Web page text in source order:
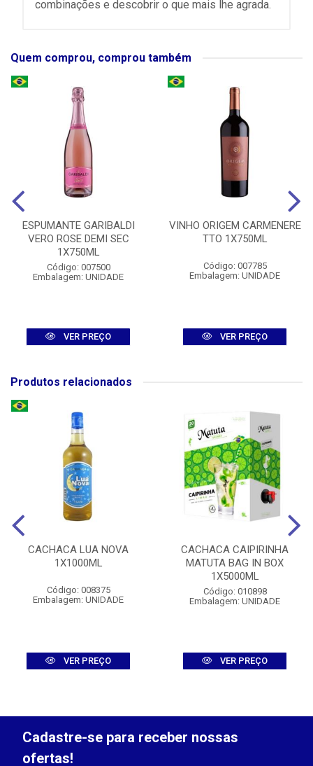
combinações e descobrir o que mais lhe agrada.
Quem comprou, comprou também
ESPUMANTE GARIBALDI
VERO ROSE DEMI SEC
1X750ML
Código: 007500
Embalagem: UNIDADE
VER PREÇO
VINHO ORIGEM CARMENERE
TTO 1X750ML
Código: 007785
Embalagem: UNIDADE
VER PREÇO
Produtos relacionados
CACHACA LUA NOVA
1X1000ML
Código: 008375
Embalagem: UNIDADE
VER PREÇO
CACHACA CAIPIRINHA
MATUTA BAG IN BOX
1X5000ML
Código: 010898
Embalagem: UNIDADE
VER PREÇO
Cadastre-se para receber nossas
ofertas!